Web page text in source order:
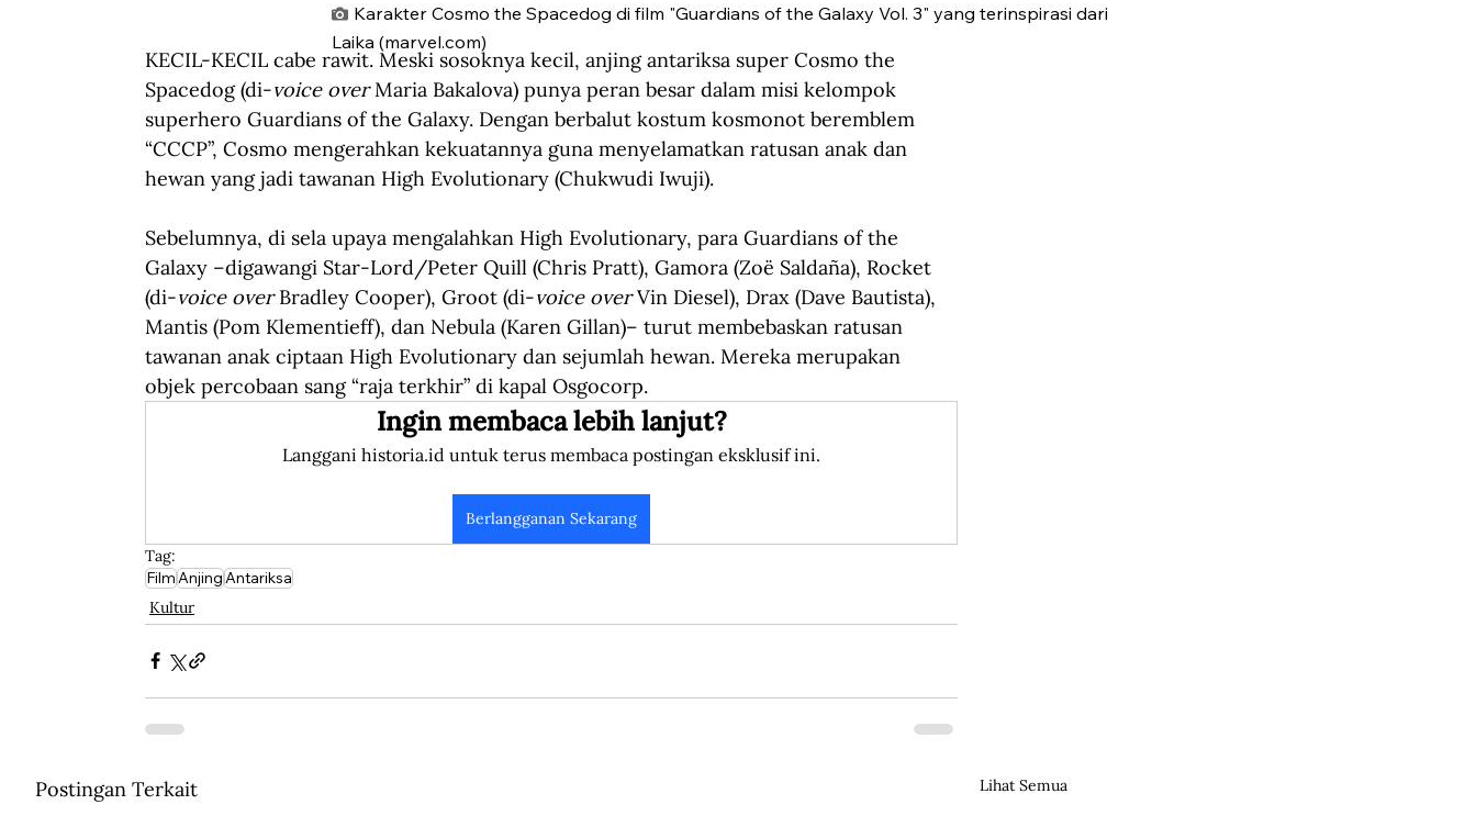
Karakter Cosmo the Spacedog di film "Guardians of the Galaxy Vol. 3" yang terinspirasi dari
Laika (marvel.com)
KECIL-KECIL cabe rawit. Meski sosoknya kecil, anjing antariksa super Cosmo the
Spacedog (di-voice over Maria Bakalova) punya peran besar dalam misi kelompok
superhero Guardians of the Galaxy. Dengan berbalut kostum kosmonot beremblem
“CCCP”, Cosmo mengerahkan kekuatannya guna menyelamatkan ratusan anak dan
hewan yang jadi tawanan High Evolutionary (Chukwudi Iwuji).
Sebelumnya, di sela upaya mengalahkan High Evolutionary, para Guardians of the
Galaxy –digawangi Star-Lord/Peter Quill (Chris Pratt), Gamora (Zoë Saldaña), Rocket
(di-voice over Bradley Cooper), Groot (di-voice over Vin Diesel), Drax (Dave Bautista),
Mantis (Pom Klementieff), dan Nebula (Karen Gillan)– turut membebaskan ratusan
tawanan anak ciptaan High Evolutionary dan sejumlah hewan. Mereka merupakan
objek percobaan sang “raja terkhir” di kapal Osgocorp.
Ingin membaca lebih lanjut?
Langgani historia.id untuk terus membaca postingan eksklusif ini.
Berlangganan Sekarang
Tag:
FilmAnjingAntariksa
Kultur
Postingan Terkait Lihat Semua